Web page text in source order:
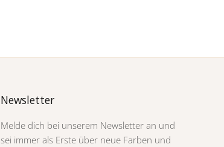
Newsletter
Melde dich bei unserem Newsletter an und
sei immer als Erste über neue Farben und